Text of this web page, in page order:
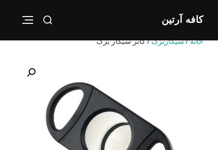
کافه آرتین
Search
خانه/سیگاربرگ/ کاتر سیگار برگ